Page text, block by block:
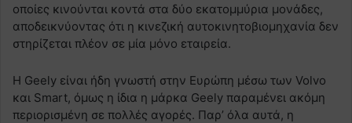
οποίες κινούνται κοντά στα δύο εκατομμύρια μονάδες,
αποδεικνύοντας ότι η κινεζική αυτοκινητοβιομηχανία δεν
στηρίζεται πλέον σε μία μόνο εταιρεία.
Η Geely είναι ήδη γνωστή στην Ευρώπη μέσω των Volvo
και Smart, όμως η ίδια η μάρκα Geely παραμένει ακόμη
περιορισμένη σε πολλές αγορές. Παρ’ όλα αυτά, η